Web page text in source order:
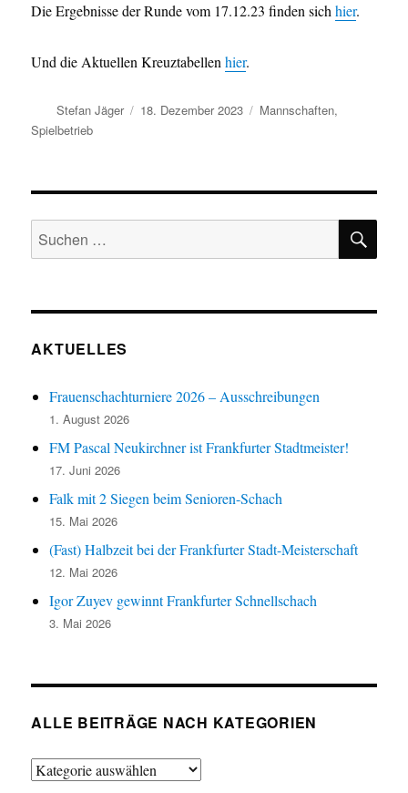
Die Ergebnisse der Runde vom 17.12.23 finden sichhier.
Und die Aktuellen Kreuztabellenhier.
Autor
Stefan Jäger
Veröffentlicht
18. Dezember 2023 Kategorien
Mannschaften,
Spielbetrieb
Suchen
nach:
AKTUELLES
Frauenschachturniere 2026 – Ausschreibungen
1. August 2026
FM Pascal Neukirchner ist Frankfurter Stadtmeister!
17. Juni 2026
Falk mit 2 Siegen beim Senioren-Schach
15. Mai 2026
(Fast) Halbzeit bei der Frankfurter Stadt-Meisterschaft
12. Mai 2026
Igor Zuyev gewinnt Frankfurter Schnellschach
3. Mai 2026
ALLE BEITRÄGE NACH KATEGORIEN
Alle